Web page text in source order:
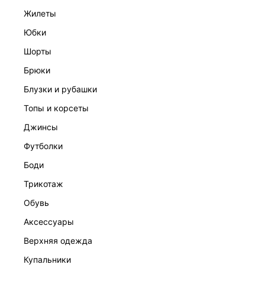
жилеты
юбки
шорты
брюки
блузки и рубашки
топы и корсеты
джинсы
футболки
боди
трикотаж
обувь
аксессуары
верхняя одежда
купальники
ЮБКА
3 999 ₽